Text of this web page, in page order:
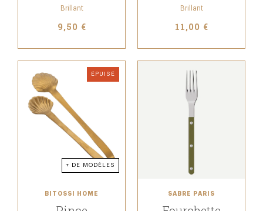
Brillant
9,50 €
Brillant
11,00 €
+ DE MODÈLES
ÉPUISÉ
BITOSSI HOME SABRE PARIS